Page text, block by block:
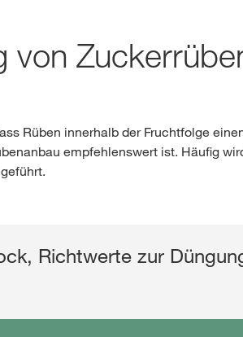
LOGIN
Themen
NICHT WECHSELN NICHT MEHR
von
Rüben innerhalb der Fruchtfolge
empfehlenswert ist. Häufig
Richtwerte zur